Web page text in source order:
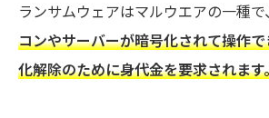
ランサムウェアはマルウエアの一種で
コンやサーバーが暗号化されて操作
化解除のために身代金を要求されます